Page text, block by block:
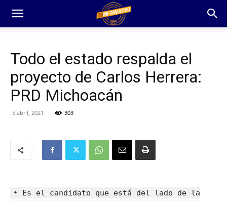
Todo el estado respalda el
proyecto de Carlos Herrera:
PRD Michoacán
5 abril, 2021 303
• Es el candidato que está del lado de la